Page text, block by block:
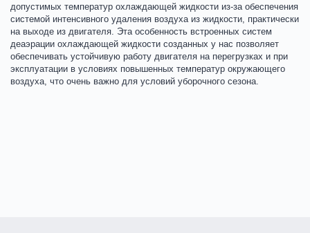
допустимых температур охлаждающей жидкости из-за обеспечения
системой интенсивного удаления воздуха из жидкости, практически
на выходе из двигателя. Эта особенность встроенных систем
деаэрации охлаждающей жидкости созданных у нас позволяет
обеспечивать устойчивую работу двигателя на перегрузках и при
эксплуатации в условиях повышенных температур окружающего
воздуха, что очень важно для условий уборочного сезона.